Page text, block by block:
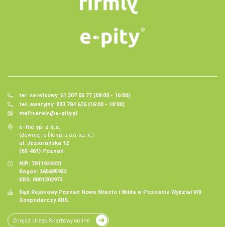
tel. serwisowy: 61 307 00 77 (08:00 - 16:00)
tel. awaryjny: 883 784 626 (16:00 - 18:00)
mail:serwis@e-pity.pl
e-file sp. z o.o.
(dawniej: e-file sp. z o.o. sp. k.)
ul. Jeziorańska 12
(60-461) Poznań
NIP: 7811934421
Regon: 365695953
KRS: 0001202973
Sąd Rejonowy Poznań Nowe Miasto i Wilda w Poznaniu Wydział VIII
Gospodarczy KRS.
Znajdź Urząd Skarbowy online